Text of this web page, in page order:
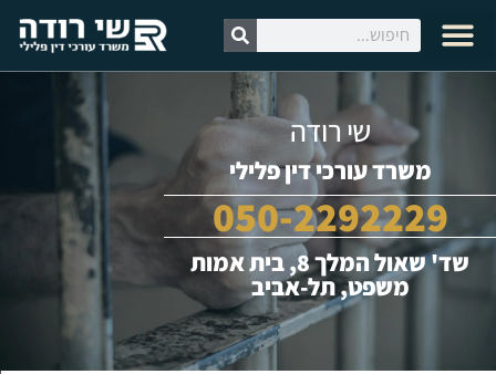
שי רודה
משרד עורכי דין פלילי
050-2292229
שד' שאול המלך 8, בית אמות
משפט, תל-אביב